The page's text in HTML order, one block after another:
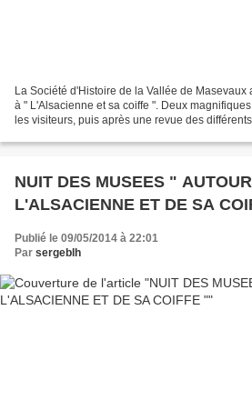
La Société d'Histoire de la Vallée de Masevaux
à " L'Alsacienne et sa coiffe ". Deux
les visiteurs, puis après une revue des
NUIT DES MUSEES "
L'ALSACIENNE ET DE SA
Publié le 09/05/2014 à 22:01
Par sergeblh